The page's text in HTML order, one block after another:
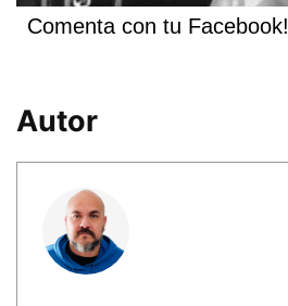
Comenta con tu Facebook!
Autor